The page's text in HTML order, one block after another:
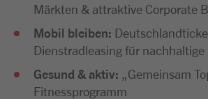
Märkten & attraktive Corporate
Mobil bleiben:
Dienstradleasing für
Gesund & aktiv: „Gemeinsam
Fitnessprogramm